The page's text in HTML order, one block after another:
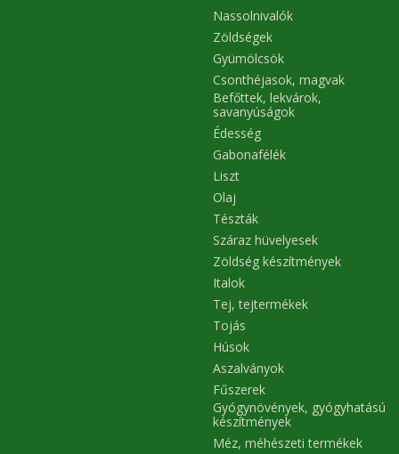
Nassolnivalók
Zöldségek
Gyümölcsök
Csonthéjasok, magvak
Befőttek, lekvárok,
savanyúságok
Édesség
Gabonafélék
Liszt
Olaj
Tészták
Száraz hüvelyesek
Zöldség készítmények
Italok
Tej, tejtermékek
Tojás
Húsok
Aszalványok
Fűszerek
Gyógynövények, gyógyhatású
készítmények
Méz, méhészeti termékek